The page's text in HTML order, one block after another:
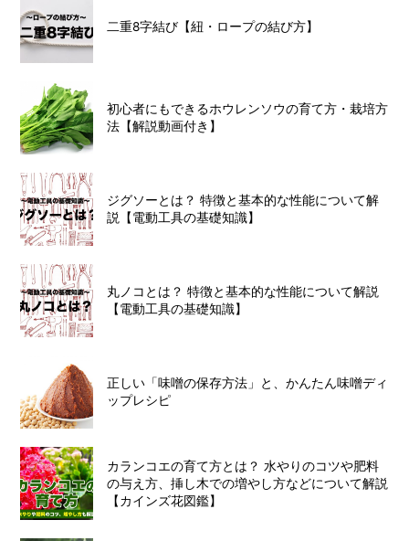
二重8字結び【紐・ロープの結び方】
初心者にもできるホウレンソウの育て方・栽培方
法【解説動画付き】
ジグソーとは？ 特徴と基本的な性能について解
説【電動工具の基礎知識】
丸ノコとは？ 特徴と基本的な性能について解説
【電動工具の基礎知識】
正しい「味噌の保存方法」と、かんたん味噌ディ
ップレシピ
カランコエの育て方とは？ 水やりのコツや肥料
の与え方、挿し木での増やし方などについて解説
【カインズ花図鑑】